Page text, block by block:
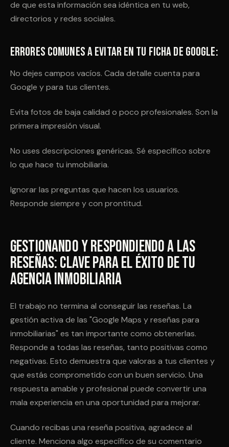
de que esta información sea idéntica en tu web,
directorios y redes sociales.
Errores comunes a evitar en tu ficha de Google:
No dejes campos vacíos. Cada detalle cuenta para
Google y para tus clientes.
Evita fotos de baja calidad o poco profesionales. Son la
primera impresión visual.
No uses descripciones genéricas. Sé específico sobre
lo que hace tu inmobiliaria.
Ignorar las preguntas que hacen los usuarios.
Responde siempre y con prontitud.
Gestionando y Respondiendo a las
Reseñas: Clave para el Éxito de Tu
Agencia Inmobiliaria
El trabajo no termina al conseguir las reseñas. La
gestión activa de las "Google Maps y reseñas para
inmobiliarias" es tan importante como obtenerlas.
Responde a todas las reseñas, tanto positivas como
negativas. Esto demuestra que valoras a tus clientes y
que estás comprometido con un buen servicio. Una
respuesta amable y profesional puede convertir una
mala experiencia en una oportunidad para mejorar.
Cuando recibas una reseña positiva, agradece al
cliente. Menciona algo específico de su comentario